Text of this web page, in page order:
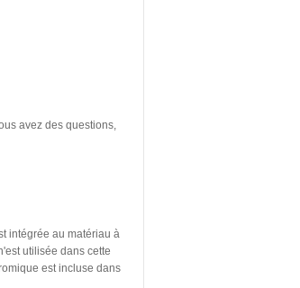
avez des questions,
intégrée au matériau à
utilisée dans cette
est incluse dans